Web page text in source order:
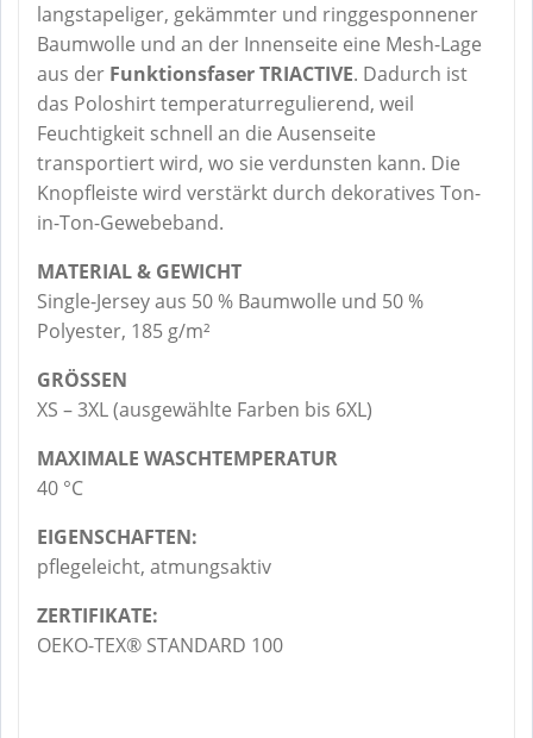
langstapeliger, gekämmter und ringgesponnener
Baumwolle und an der Innenseite eine Mesh-Lage
aus der Funktionsfaser TRIACTIVE. Dadurch ist
das Poloshirt temperaturregulierend, weil
Feuchtigkeit schnell an die Ausenseite
transportiert wird, wo sie verdunsten kann. Die
Knopfleiste wird verstärkt durch dekoratives Ton-
in-Ton-Gewebeband.
MATERIAL & GEWICHT
Single-Jersey aus 50 % Baumwolle und 50 %
Polyester, 185 g/m²
GRÖSSEN
XS – 3XL (ausgewählte Farben bis 6XL)
MAXIMALE WASCHTEMPERATUR
40 °C
EIGENSCHAFTEN:
pflegeleicht, atmungsaktiv
ZERTIFIKATE:
OEKO-TEX® STANDARD 100